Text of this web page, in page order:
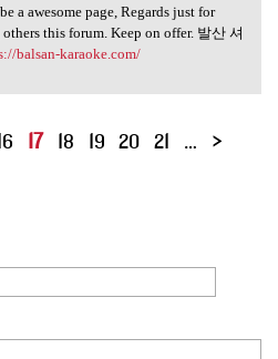
a awesome page,
a awesome page, Regards just for
this forum. Keep on offer. 발산 셔
balsan-karaoke.com/
17 18 19 20 21 …